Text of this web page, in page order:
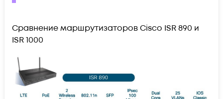
Сравнение маршрутизаторов Cisco ISR 890 и
ISR 1000